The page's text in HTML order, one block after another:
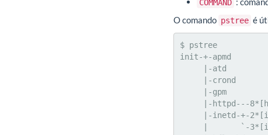
COMMAND
O comando pstree é
$ pstree
init-+-apmd